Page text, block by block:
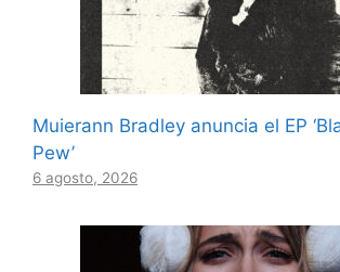
Muierann Bradley anuncia el EP
Pew’
6 agosto, 2026